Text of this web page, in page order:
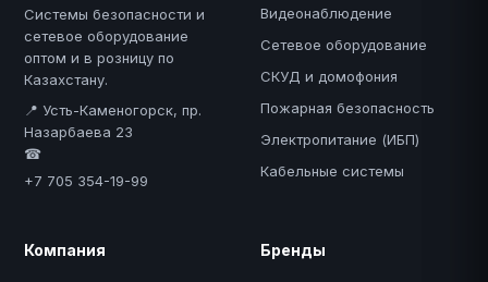
Системы безопасности и
сетевое оборудование
оптом и в розницу по
Казахстану.
📍 Усть-Каменогорск, пр.
Назарбаева 23
☎
+7 705 354-19-99
Видеонаблюдение
Сетевое оборудование
СКУД и домофония
Пожарная безопасность
Электропитание (ИБП)
Кабельные системы
Компания Бренды